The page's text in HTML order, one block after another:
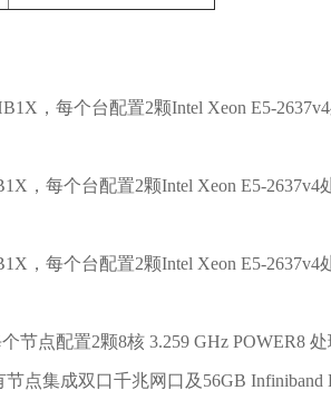
，每个台配置2颗Intel Xeon E5-2637v4
，每个台配置2颗Intel Xeon E5-2637v4
，每个台配置2颗Intel Xeon E5-2637v4
节点配置2颗8核 3.259 GHz POWER8 处
点集成双口千兆网口及56GB Infiniband